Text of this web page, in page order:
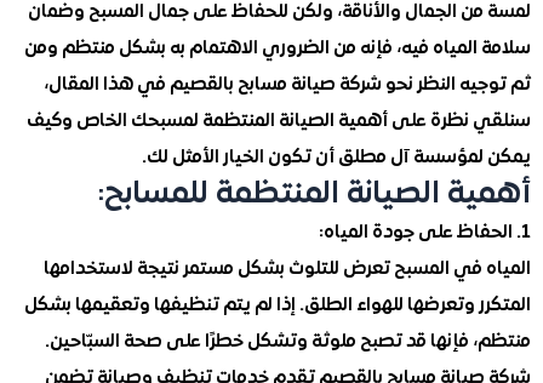
الجمال والأناقة، ولكن للحفاظ على جمال المسبح وضمان
فيه، فإنه من الضروري الاهتمام به بشكل منتظم ومن
النظر نحو شركة صيانة مسابح بالقصيم في هذا المقال،
نظرة على أهمية الصيانة المنتظمة لمسبحك الخاص وكيف
آل مطلق أن تكون الخيار الأمثل لك.
الصيانة المنتظمة للمسابح:
في المسبح تعرض للتلوث بشكل مستمر نتيجة لاستخدامها
وتعرضها للهواء الطلق. إذا لم يتم تنظيفها وتعقيمها بشكل
فإنها قد تصبح ملوثة وتشكل خطرًا على صحة السبّاحين.
مسابح بالقصيم تقدم خدمات تنظيف وصيانة تضمن